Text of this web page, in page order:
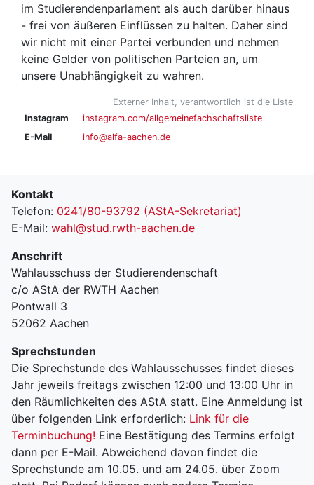
im Studierendenparlament als auch darüber hinaus
- frei von äußeren Einflüssen zu halten. Daher sind
wir nicht mit einer Partei verbunden und nehmen
keine Gelder von politischen Parteien an, um
unsere Unabhängigkeit zu wahren.
Externer Inhalt, verantwortlich ist die Liste
Instagram
instagram.com/allgemeinefachschaftsliste
E-Mail
info@alfa-aachen.de
Kontakt
Telefon: 0241/80-93792 (AStA-Sekretariat)
E-Mail: wahl@stud.rwth-aachen.de
Anschrift
Wahlausschuss der Studierendenschaft
c/o AStA der RWTH Aachen
Pontwall 3
52062 Aachen
Sprechstunden
Die Sprechstunde des Wahlausschusses findet dieses
Jahr jeweils freitags zwischen 12:00 und 13:00 Uhr in
den Räumlichkeiten des AStA statt. Eine Anmeldung ist
über folgenden Link erforderlich: Link für die
Terminbuchung! Eine Bestätigung des Termins erfolgt
dann per E-Mail. Abweichend davon findet die
Sprechstunde am 10.05. und am 24.05. über Zoom